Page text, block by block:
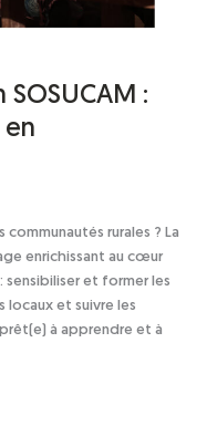
:
en
rurales ? La
enrichissant au cœur
sensibiliser et former les
locaux et suivre les
à apprendre et à